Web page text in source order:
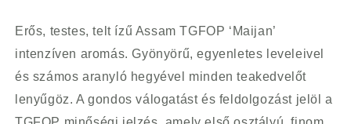
Erős, testes, telt ízű Assam TGFOP ‘Maijan’
intenzíven aromás. Gyönyörű, egyenletes leveleivel
és számos aranyló hegyével minden teakedvelőt
lenyűgöz. A gondos válogatást és feldolgozást jelöl a